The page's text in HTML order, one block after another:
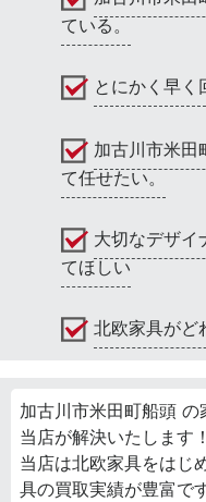
ている。
とにかく早く
加古川市米田
て任せたい。
大切なデザイ
てほしい
北欧家具がど
加古川市米田町船頭
当店が解決いたします！
当店は北欧家具をはじ
具の買取実績が豊富です